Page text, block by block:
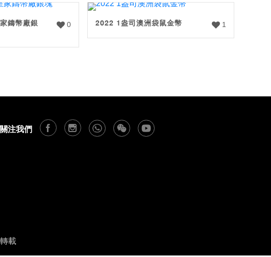
0
鑄幣廠銀
1
2022 1盎司澳洲袋鼠金幣
關注我們
載